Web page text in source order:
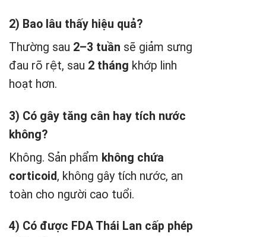
2) Bao lâu thấy hiệu quả?
Thường sau 2–3 tuần sẽ giảm sưng
đau rõ rệt, sau 2 tháng khớp linh
hoạt hơn.
3) Có gây tăng cân hay tích nước
không?
Không. Sản phẩm không chứa
corticoid, không gây tích nước, an
toàn cho người cao tuổi.
4) Có được FDA Thái Lan cấp phép